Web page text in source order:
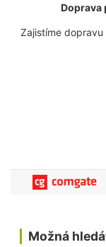
Doprava
Zajistíme
Možná